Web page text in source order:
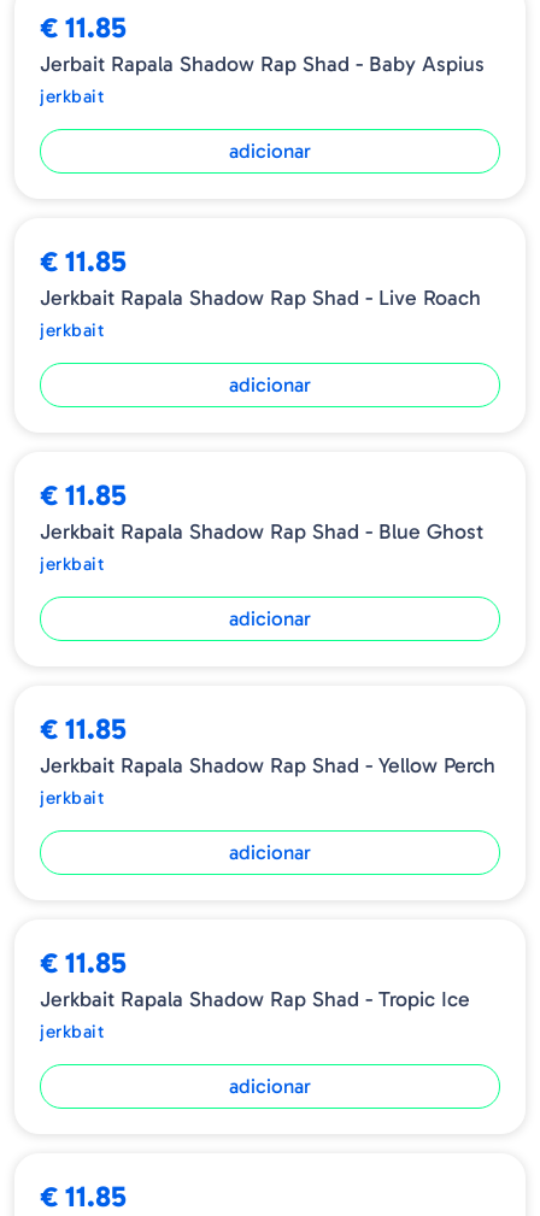
€ 11.85
Jerbait Rapala Shadow Rap Shad - Baby Aspius
jerkbait
adicionar
€ 11.85
Jerkbait Rapala Shadow Rap Shad - Live Roach
jerkbait
adicionar
€ 11.85
Jerkbait Rapala Shadow Rap Shad - Blue Ghost
jerkbait
adicionar
€ 11.85
Jerkbait Rapala Shadow Rap Shad - Yellow Perch
jerkbait
adicionar
€ 11.85
Jerkbait Rapala Shadow Rap Shad - Tropic Ice
jerkbait
adicionar
€ 11.85